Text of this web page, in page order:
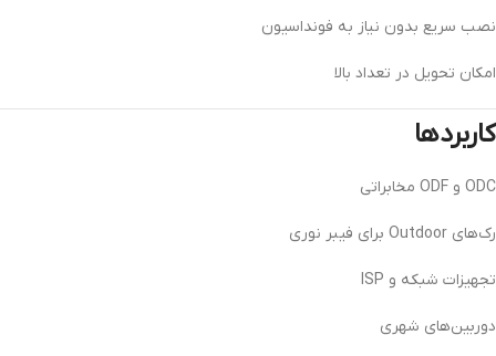
نصب سریع بدون نیاز به فونداسیون
امکان تحویل در تعداد بالا
کاربردها
ODC و ODF مخابراتی
رک‌های Outdoor برای فیبر نوری
تجهیزات شبکه و ISP
دوربین‌های شهری